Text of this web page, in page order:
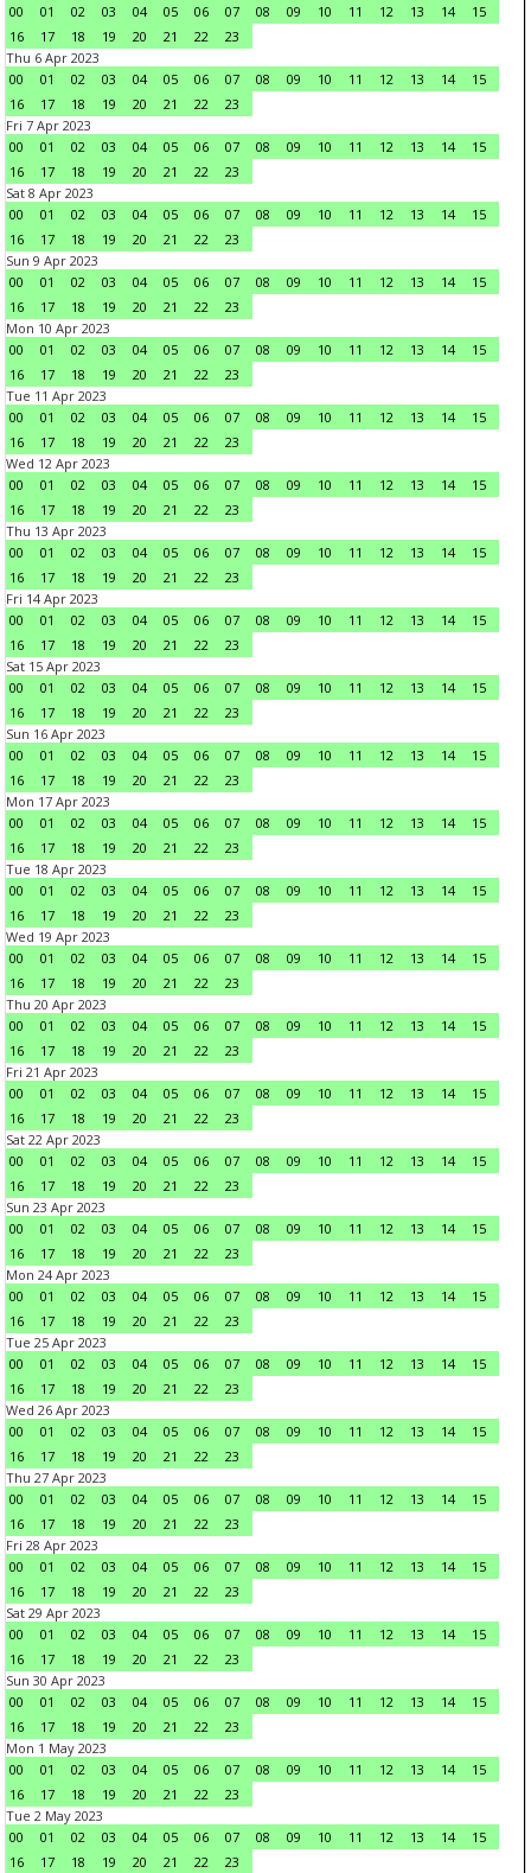
00
01 02 03 04 05 06 07 08 09 10 11 12 13 14
15
16
17 18 19 20 21 22
23
Thu 6 Apr 2023
00
01 02 03 04 05 06 07 08 09 10 11 12 13 14
15
16
17 18 19 20 21 22
23
Fri 7 Apr 2023
00
01 02 03 04 05 06 07 08 09 10 11 12 13 14
15
16
17 18 19 20 21 22
23
Sat 8 Apr 2023
00
01 02 03 04 05 06 07 08 09 10 11 12 13 14
15
16
17 18 19 20 21 22
23
Sun 9 Apr 2023
00
01 02 03 04 05 06 07 08 09 10 11 12 13 14
15
16
17 18 19 20 21 22
23
Mon 10 Apr 2023
00
01 02 03 04 05 06 07 08 09 10 11 12 13 14
15
16
17 18 19 20 21 22
23
Tue 11 Apr 2023
00
01 02 03 04 05 06 07 08 09 10 11 12 13 14
15
16
17 18 19 20 21 22
23
Wed 12 Apr 2023
00
01 02 03 04 05 06 07 08 09 10 11 12 13 14
15
16
17 18 19 20 21 22
23
Thu 13 Apr 2023
00
01 02 03 04 05 06 07 08 09 10 11 12 13 14
15
16
17 18 19 20 21 22
23
Fri 14 Apr 2023
00
01 02 03 04 05 06 07 08 09 10 11 12 13 14
15
16
17 18 19 20 21 22
23
Sat 15 Apr 2023
00
01 02 03 04 05 06 07 08 09 10 11 12 13 14
15
16
17 18 19 20 21 22
23
Sun 16 Apr 2023
00
01 02 03 04 05 06 07 08 09 10 11 12 13 14
15
16
17 18 19 20 21 22
23
Mon 17 Apr 2023
00
01 02 03 04 05 06 07 08 09 10 11 12 13 14
15
16
17 18 19 20 21 22
23
Tue 18 Apr 2023
00
01 02 03 04 05 06 07 08 09 10 11 12 13 14
15
16
17 18 19 20 21 22
23
Wed 19 Apr 2023
00
01 02 03 04 05 06 07 08 09 10 11 12 13 14
15
16
17 18 19 20 21 22
23
Thu 20 Apr 2023
00
01 02 03 04 05 06 07 08 09 10 11 12 13 14
15
16
17 18 19 20 21 22
23
Fri 21 Apr 2023
00
01 02 03 04 05 06 07 08 09 10 11 12 13 14
15
16
17 18 19 20 21 22
23
Sat 22 Apr 2023
00
01 02 03 04 05 06 07 08 09 10 11 12 13 14
15
16
17 18 19 20 21 22
23
Sun 23 Apr 2023
00
01 02 03 04 05 06 07 08 09 10 11 12 13 14
15
16
17 18 19 20 21 22
23
Mon 24 Apr 2023
00
01 02 03 04 05 06 07 08 09 10 11 12 13 14
15
16
17 18 19 20 21 22
23
Tue 25 Apr 2023
00
01 02 03 04 05 06 07 08 09 10 11 12 13 14
15
16
17 18 19 20 21 22
23
Wed 26 Apr 2023
00
01 02 03 04 05 06 07 08 09 10 11 12 13 14
15
16
17 18 19 20 21 22
23
Thu 27 Apr 2023
00
01 02 03 04 05 06 07 08 09 10 11 12 13 14
15
16
17 18 19 20 21 22
23
Fri 28 Apr 2023
00
01 02 03 04 05 06 07 08 09 10 11 12 13 14
15
16
17 18 19 20 21 22
23
Sat 29 Apr 2023
00
01 02 03 04 05 06 07 08 09 10 11 12 13 14
15
16
17 18 19 20 21 22
23
Sun 30 Apr 2023
00
01 02 03 04 05 06 07 08 09 10 11 12 13 14
15
16
17 18 19 20 21 22
23
Mon 1 May 2023
00
01 02 03 04 05 06 07 08 09 10 11 12 13 14
15
16
17 18 19 20 21 22
23
Tue 2 May 2023
00
01 02 03 04 05 06 07 08 09 10 11 12 13 14
15
16
17 18 19 20 21 22
23